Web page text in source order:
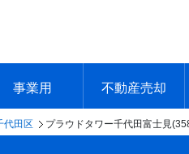
事業用
リアで探す
線で探す
日の新着物件
週の新着物件
不動産売却
不動産売却ト
簡単無料査定
不動産売却の
不動産売却
海外からの不
代田区 プラウドタワー千代田富士見